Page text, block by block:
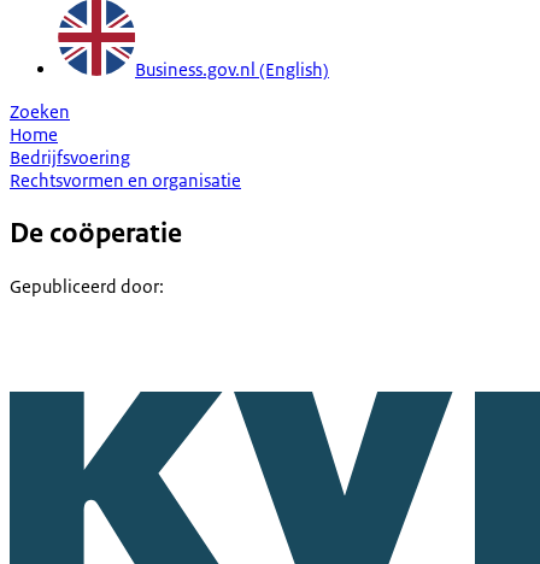
Business.gov.nl (English)
Zoeken
Home
Bedrijfsvoering
Rechtsvormen en organisatie
De coöperatie
Gepubliceerd door: